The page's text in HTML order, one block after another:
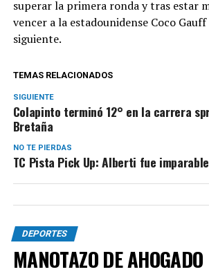
superar la primera ronda y tras estar
vencer a la estadounidense Coco
siguiente.
TEMAS RELACIONADOS
SIGUIENTE
Colapinto terminó 12° en la carrera
Bretaña
NO TE PIERDAS
TC Pista Pick Up: Alberti fue
DEPORTES
MANOTAZO DE AHOGADO